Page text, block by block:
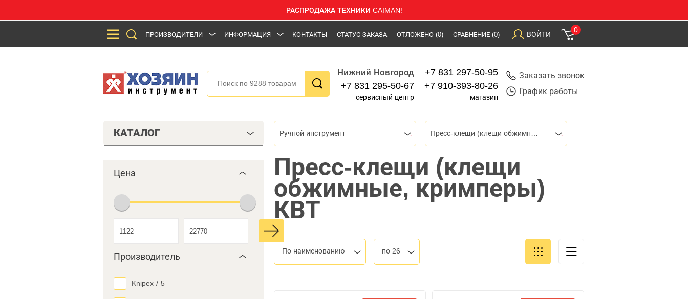
РАСПРОДАЖА ТЕХНИКИ CAIMAN!
ПРОИЗВОДИТЕЛИ ИНФОРМАЦИЯ КОНТАКТЫ СТАТУС ЗАКАЗА ОТЛОЖЕНО (0) СРАВНЕНИЕ (0) ВОЙТИ
0
Нижний Новгород
+7 831 295-50-67
сервисный центр
+7 831 297-50-95
+7 910-393-80-26
магазин
Заказать звонок
График работы
КАТАЛОГ
Цена
Производитель
Knipex / 5
Ручной инструмент
Пресс-клещи (клещи
обжимные, кримперы)
КВТ
По наименованию по 26